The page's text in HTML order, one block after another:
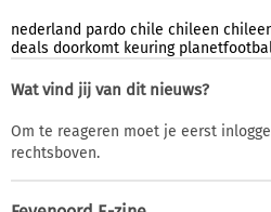
nederland pardo chile chileen
deals doorkomt keuring
Wat vind jij van dit nieuws?
Om te reageren moet je eerst
rechtsboven.